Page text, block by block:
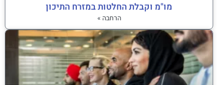
מו"מ וקבלת החלטות במזרח התיכון
הרחבה »